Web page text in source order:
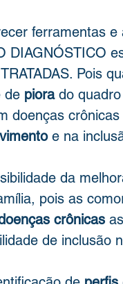
ferramentas e
DIAGNÓSTICO
Pois
de piora do quadro
doenças
e na
da
pois as
crônicas
de inclusão